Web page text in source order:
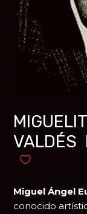
Añadir a
Miguel Ángel
conocido